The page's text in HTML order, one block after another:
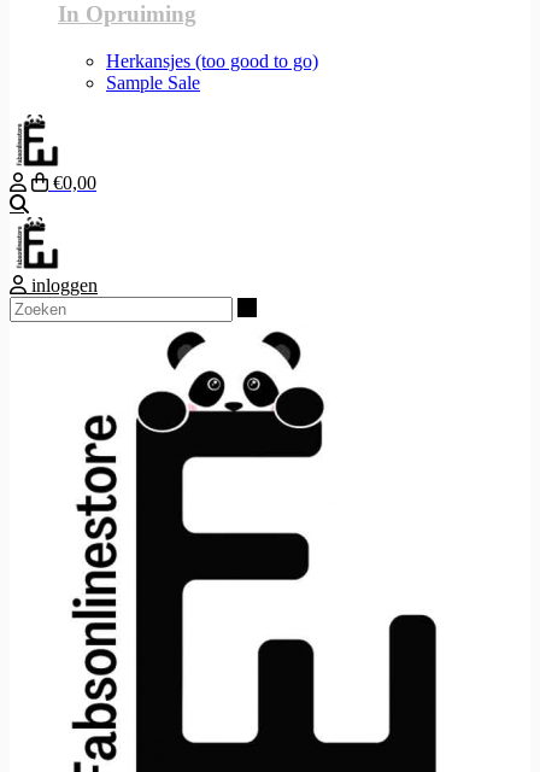
In Opruiming
Herkansjes (too good to go)
Sample Sale
€0,00
inloggen